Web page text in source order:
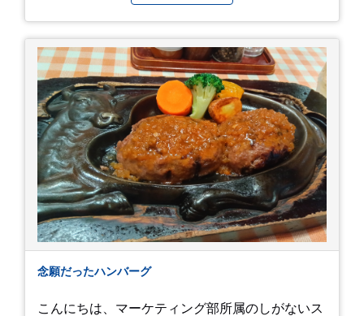
念願だったハンバーグ
こんにちは、マーケティング部所属のしがないス